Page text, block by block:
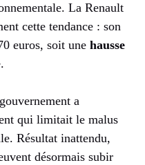
La Renault
cette tendance : son
euros, soit une hausse
a
qui limitait le malus
Résultat inattendu,
désormais subir